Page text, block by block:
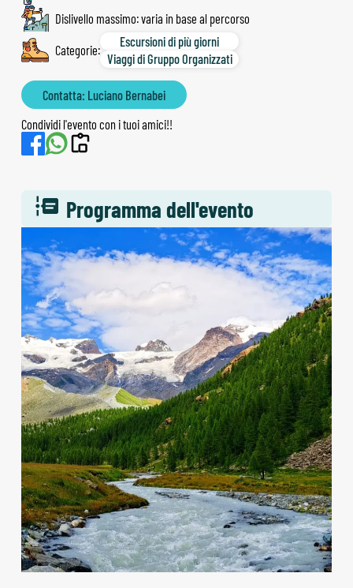
Programma dell'evento
Dislivello massimo: varia in base al percorso
Categorie:
Escursioni di più giorni
Viaggi di Gruppo Organizzati
Contatta: Luciano Bernabei
Condividi l'evento con i tuoi amici!!